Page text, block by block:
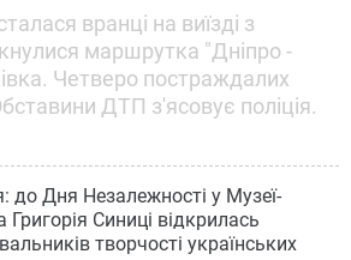
вранці на виїзді з
маршрутка "Дніпро -
Четверо постраждалих
ДТП з'ясовує поліція.
до Дня Незалежності у Музеї-
Синиці відкрилась
творчості українських